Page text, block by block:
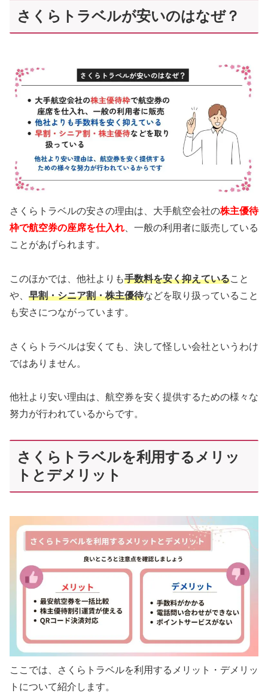
さくらトラベルが安いのはなぜ？
さくらトラベルの安さの理由は、大手航空会社の株主優待
枠で航空券の座席を仕入れ 、一般の利用者に販売している
ことがあげられます。
このほかでは、他社よりも手数料を安く抑えていること
や、 早割・シニア割・株主優待などを取り扱っていること
も安さにつながっています。
さくらトラベルは安くても、決して怪しい会社というわけ
ではありません。
他社より安い理由は、航空券を安く提供するための様々な
努力が行われているからです。
さくらトラベルを利用するメリッ
トとデメリット
ここでは、さくらトラベルを利用するメリット・デメリッ
トについて紹介します。